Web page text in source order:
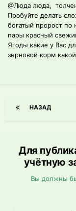
@Люда люда,
Пробуйте делать
богатый пророст по
пары красный
Ягоды какие у Вас
зерновой корм
НАЗАД
Для
учётную
Вы должны